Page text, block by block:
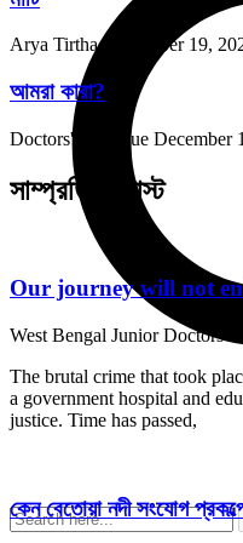
Arya TirthaNovember 19,
আমরা কারা?
Doctors' Dialogue December
সাম্প্রতিক পোস্ট
Our journey will not
West Bengal Junior Doctors
The brutal crime that took
a government hospital and
justice. Time has passed,
কেন বেতোয়া নদী সংযোগ